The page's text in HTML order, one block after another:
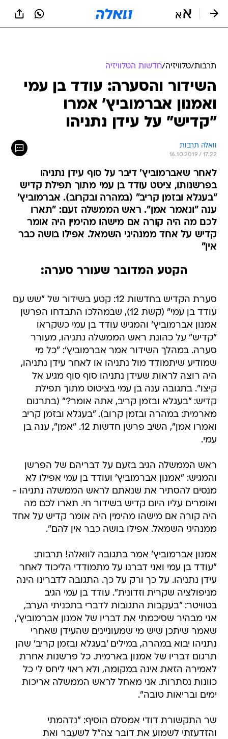
תרבות/טלוויזיה/חדשות הטלוויזיה
השידור והסערה: עודד בן עמי
ואמנון אברמוביץ' אמרו
"קדיש" על עידן נתניהו
וואלה תרבות
16.10.2019 / 17:22
לאחר שאברמוביץ' דיבר על סוף עידן נתניהו
בפרשנותו, ציטט עודד בן עמי מתוך תפילת קדיש
"בעגלא ובזמן קריב" (במהרה ובקרוב). אברמוביץ'
ענה "ונאמר אמן". ראש הממשלה זעם: "תארו
לכם מה היה קורה אם מישהו מהימין היה אומר
קדיש על אחד ממנהיגי השמאל. אפילו בושה כבר
אין"
הקטע המדובר שעורר סערה:
סערת הקדיש בחדשות 12: קטע בשידור של "שש עם
עודד בן עמי" (קשת 12), שבמהלכו התבדחו הפרשן
אמנון אברמוביץ' והמגיש עודד בן עמי כשקראו
"קדיש" על כהונת ראש הממשלה נתניהו, מעורר
סערה. במהלך השידור אמר אברמוביץ': "כל מי
שמודיע שיתמודד מול נתניהו או לאחר עידן נתניהו,
היה רוצה לראות שעידן נתניהו סוף סוף מגיע אל
קיצו". בתגובה ענה בן עמי בציטוט מתוך תפילת
קדיש: "בעגלא ובזמן קריב, אתה אומר?" (בתרגום
מארמית: במהרה ובזמן קרוב). "בעגלא ובזמן קריב
ואמרו אמן", השיב פרשן חדשות 12. "אמן", ענה בן
עמי.
ראש הממשלה הגיב בזעם על דבריהם של הפרשן
והמגיש: "אמנון אברמוביץ' ועודד בן עמי אפילו לא
מנסים להסתיר את שנאתם לראש הממשלה נתניהו -
ואומרים עליו היום קדיש בשידור חי. תארו לכם מה
היה קורה אם מישהו מהימין היה אומר קדיש על אחד
ממנהיגי השמאל. אפילו בושה כבר אין להם".
אמנון אברמוביץ' אמר בתגובה לוואלה! תרבות:
"עודד בן עמי ואני דברנו על מתמודדי הליכוד לאחר
עידן נתניהו. על כך ורק על כך. התגובה לדברינו הינה
מניפולציה שקרית וזדונית". עודד בן עמי הגיב
בטוויטר: "בעקבות התגובות לדברי בתכניתי הערב,
אני מבהיר שסיכמתי את דבריו של אמנון אברמוביץ',
שאמר שיתכן שיש מי שמעוניינים שהעידן שאחרי
נתניהו יבוא במהרה, במילים 'בעגלא ובזמן קריב' שהן
תרגום דבריו של אמנון בארמית. כל פרשנות אחרת
לאמירה הזאת אינה במקומה, ולא ראוי ליחס לי כל
כוונות נסתרות. אני מאחל לראש הממשלה אריכות
ימים ובריאות טובה".
שר התקשורת דודי אמסלם הוסיף: "נדהמתי
והזדעזתי לשמוע את דובר צה"ל לשעבר ואת